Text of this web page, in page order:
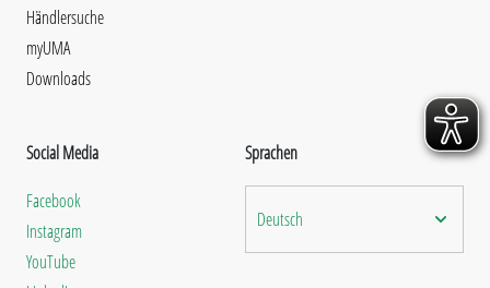
Händlersuche
myUMA
Downloads
Social Media
Facebook
Instagram
YouTube
Sprachen
Deutsch